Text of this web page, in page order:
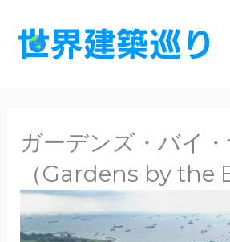
ガーデンズ・バイ
（Gardens by the